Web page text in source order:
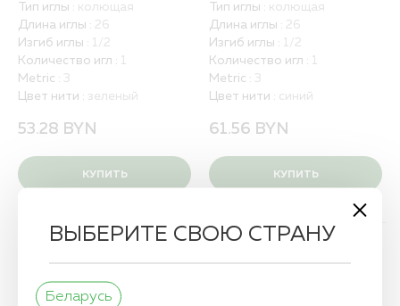
О КОМПАНИИ
Тип иглы : колющая
Длина иглы : 26
Изгиб иглы : 1/2
Количество игл : 1
Metric : 3
Цвет нити : зеленый
53.28 BYN
КУПИТЬ
Тип иглы : колющая
Длина иглы : 26
Изгиб иглы : 1/2
Количество игл : 1
Metric : 3
Цвет нити : синий
61.56 BYN
КУПИТЬ
ВЫБЕРИТЕ СВОЮ СТРАНУ
Беларусь